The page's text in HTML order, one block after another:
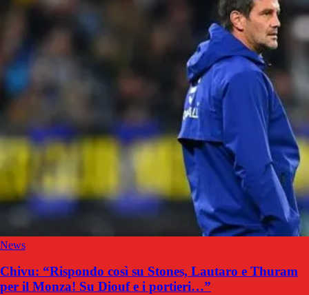
News
Chivu: “Rispondo così su Stones, Lautaro e Thuram
per il Monza! Su Diouf e i portieri…”